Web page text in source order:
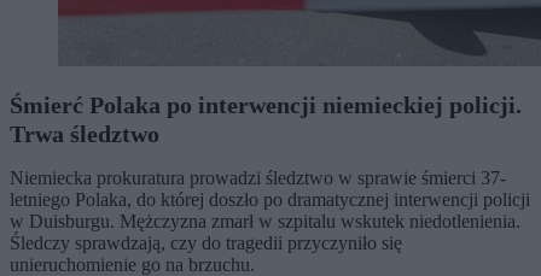
Śmierć Polaka po interwencji niemieckiej policji.
Trwa śledztwo
Niemiecka prokuratura prowadzi śledztwo w sprawie śmierci 37-
letniego Polaka, do której doszło po dramatycznej interwencji policji
w Duisburgu. Mężczyzna zmarł w szpitalu wskutek niedotlenienia.
Śledczy sprawdzają, czy do tragedii przyczyniło się
unieruchomienie go na brzuchu.